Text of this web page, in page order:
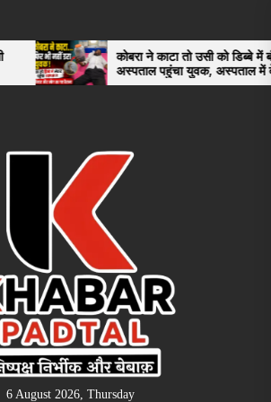
कोबरा ने काटा तो उसी को डिब्बे में बंद कर
अस्पताल पहुंचा युवक, अस्पताल में देखकर डॉक्टर
भी रह गए हैरान
6 August 2026, Thursday